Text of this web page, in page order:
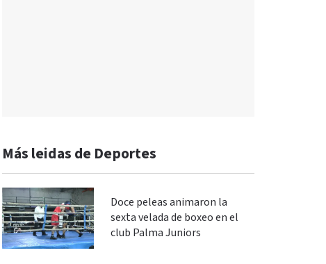
Más leidas de Deportes
Doce peleas animaron la
sexta velada de boxeo en el
club Palma Juniors